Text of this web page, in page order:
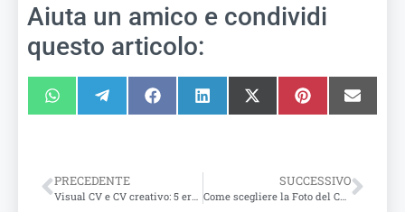
Aiuta un amico e condividi
questo articolo:
PRECEDENTE SUCCESSIVO
Come scegliere la Foto del Curriculum Vitae per ottenere più colloqui